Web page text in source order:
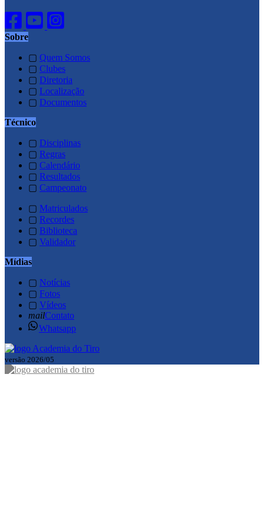
Sobre
▢ Quem Somos
▢ Clubes
▢ Diretoria
▢ Localização
▢ Documentos
Técnico
▢ Disciplinas
▢ Regras
▢ Calendário
▢ Resultados
▢ Campeonato
▢ Matriculados
▢ Recordes
▢ Biblioteca
▢ Validador
Mídias
▢ Notícias
▢ Fotos
▢ Vídeos
mailContato
Whatsapp
versão 2026/05